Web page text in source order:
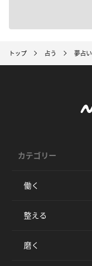
トップ 占う 夢占い
カテゴリー
働く
整える
磨く